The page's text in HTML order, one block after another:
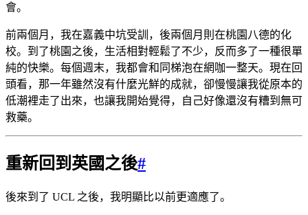
會。
前兩個月，我在嘉義中坑受訓，後兩個月則在桃園八德的化
校。到了桃園之後，生活相對輕鬆了不少，反而多了一種很單
純的快樂。每個週末，我都會和同梯泡在網咖一整天。現在回
頭看，那一年雖然沒有什麼光鮮的成就，卻慢慢讓我從原本的
低潮裡走了出來，也讓我開始覺得，自己好像還沒有糟到無可
救藥。
重新回到英國之後#
後來到了 UCL 之後，我明顯比以前更適應了。